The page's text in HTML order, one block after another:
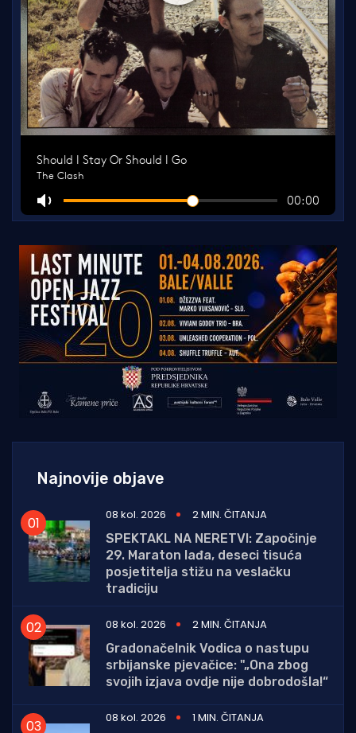
Najnovije objave
08 kol. 2026
2 MIN. ČITANJA
SPEKTAKL NA NERETVI: Započinje
29. Maraton lađa, deseci tisuća
posjetitelja stižu na veslačku
tradiciju
08 kol. 2026
2 MIN. ČITANJA
Gradonačelnik Vodica o nastupu
srbijanske pjevačice: "„Ona zbog
svojih izjava ovdje nije dobrodošla!“
08 kol. 2026
1 MIN. ČITANJA